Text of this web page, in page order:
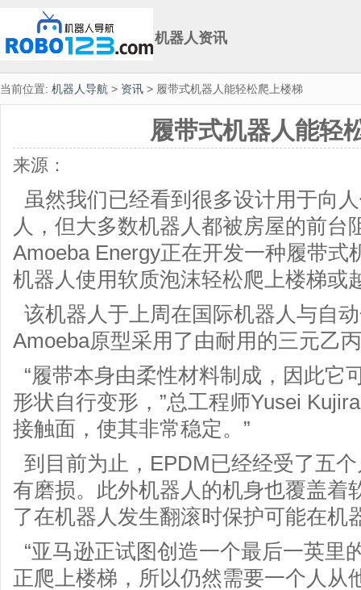
机器人资讯
当前位置: 机器人导航 > 资讯 > 履带式机器人能轻松爬上楼梯
履带式机器人能轻
来源：
虽然我们已经看到很多设计用于向
人，但大多数机器人都被房屋的前台
Amoeba Energy正在开发一种履带式
机器人使用软质泡沫轻松爬上楼梯或
该机器人于上周在国际机器人与自
Amoeba原型采用了由耐用的三元乙
“履带本身由柔性材料制成，因此它
形状自行变形，”总工程师Yusei
接触面，使其非常稳定。”
到目前为止，EPDM已经经受了五
有磨损。此外机器人的机身也覆盖着
了在机器人发生翻滚时保护可能在机
“亚马逊正试图创造一个最后一英里
正爬上楼梯，所以仍然需要一个人从